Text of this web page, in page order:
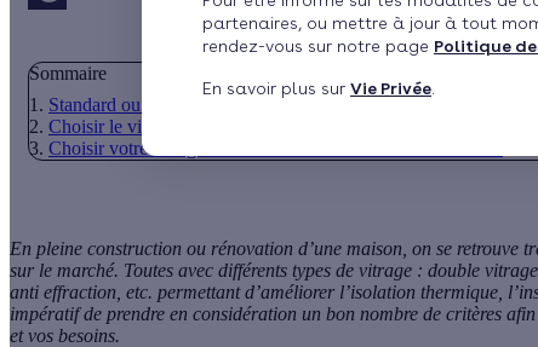
partenaires, ou mettre à jour à tout
rendez-vous sur notre page Politique
En savoir plus sur Vie Privée
Sommaire
Standard ou sur mesure, quelles dimensions pour vos fenêtres ?
Choisir le vitrage de votre fenêtre en fonction de son orientation
Choisir votre vitrage en fonction de votre zone de résidence
En pleine construction ou rénovation d’une maison, on se retrouve
sur le marché. Toutes avec différents types de vitrage : double
anti effraction, etc. permettant d’améliorer l’isolation thermique , l’
impératif de prendre en considération un bon nombre de critères
et vos besoins.